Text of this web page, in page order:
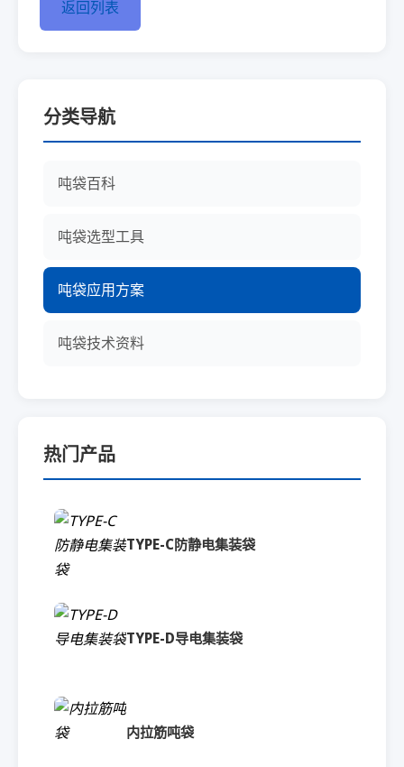
返回列表
分类导航
吨袋百科
吨袋选型工具
吨袋应用方案
吨袋技术资料
热门产品
TYPE-C防静电集装袋
TYPE-D导电集装袋
内拉筋吨袋